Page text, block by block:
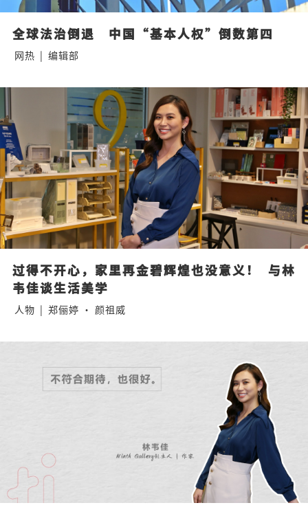
全球法治倒退　中国“基本人权”倒数第四
网热 | 编辑部
过得不开心，家里再金碧辉煌也没意义！  与林
韦佳谈生活美学
人物 | 郑俪婷 · 颜祖威